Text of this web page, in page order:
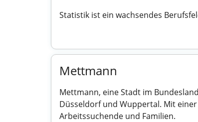
Statistik ist ein wachsendes
Mettmann
Mettmann, eine Stadt im
Düsseldorf und Wuppertal. Mit
Arbeitssuchende und Familien.